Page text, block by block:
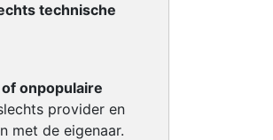
technische
onpopulaire
provider en
met de eigenaar.